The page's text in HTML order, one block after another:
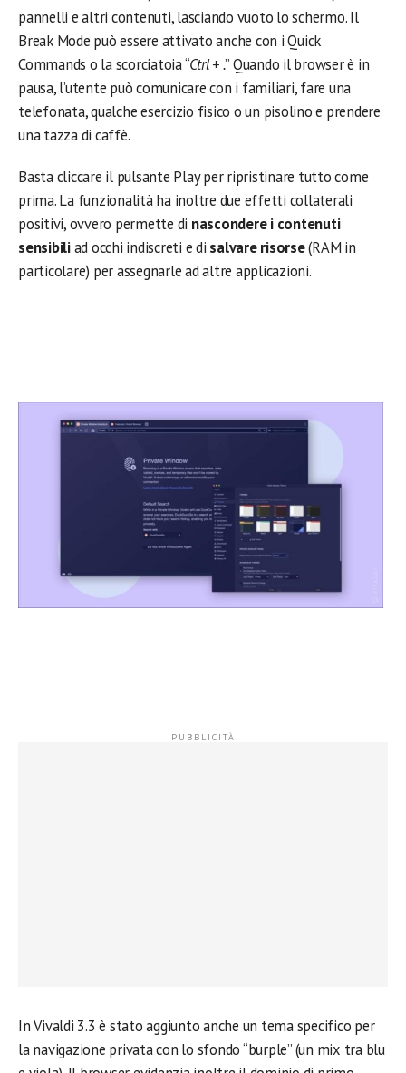
pannelli e altri contenuti, lasciando vuoto lo schermo. Il
Break Mode può essere attivato anche con i Quick
Commands o la scorciatoia “Ctrl + .” Quando il browser è in
pausa, l’utente può comunicare con i familiari, fare una
telefonata, qualche esercizio fisico o un pisolino e prendere
una tazza di caffè.
Basta cliccare il pulsante Play per ripristinare tutto come
prima. La funzionalità ha inoltre due effetti collaterali
positivi, ovvero permette di nascondere i contenuti
sensibiliad occhi indiscreti e di salvare risorse(RAM in
particolare) per assegnarle ad altre applicazioni.
In Vivaldi 3.3 è stato aggiunto anche un tema specifico per
la navigazione privata con lo sfondo “burple” (un mix tra blu